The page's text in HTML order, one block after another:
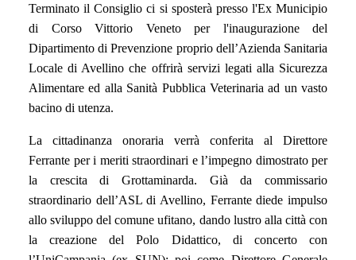
Terminato il Consiglio ci si sposterà presso l'Ex Municipio
di Corso Vittorio Veneto per l'inaugurazione del
Dipartimento di Prevenzione proprio dell’Azienda Sanitaria
Locale di Avellino che offrirà servizi legati alla Sicurezza
Alimentare ed alla Sanità Pubblica Veterinaria ad un vasto
bacino di utenza.
La cittadinanza onoraria verrà conferita al Direttore
Ferrante per i meriti straordinari e l’impegno dimostrato per
la crescita di Grottaminarda. Già da commissario
straordinario dell’ASL di Avellino, Ferrante diede impulso
allo sviluppo del comune ufitano, dando lustro alla città con
la creazione del Polo Didattico, di concerto con